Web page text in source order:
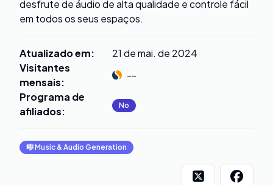
desfrute de áudio de alta qualidade e controle fácil
em todos os seus espaços.
Atualizado em:
21 de mai. de 2024
Visitantes
mensais:
--
Programa de
afiliados: No
🎼Music & Audio Generation